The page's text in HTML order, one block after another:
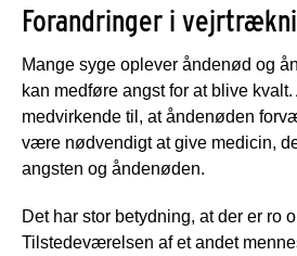
Forandringer i
Mange syge oplever åndenød og
kan medføre angst for at blive
medvirkende til, at åndenøden
være nødvendigt at give medicin,
angsten og åndenøden.
Det har stor betydning, at der er ro
Tilstedeværelsen af et andet